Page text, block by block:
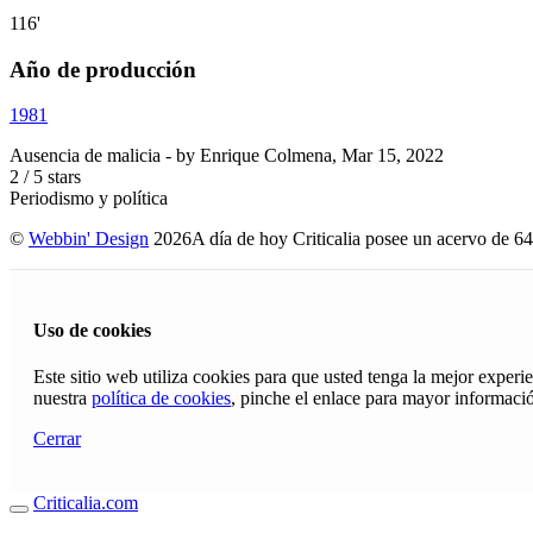
116'
Año de producción
1981
Ausencia de malicia - by Enrique Colmena, Mar 15, 2022
2 / 5 stars
Periodismo y política
© Webbin' Design 2026A día de hoy Criticalia posee un acervo de
Uso de cookies
Este sitio web utiliza cookies para que usted tenga la mejor
nuestra política de cookies, pinche el enlace para mayor
Cerrar
Criticalia.com